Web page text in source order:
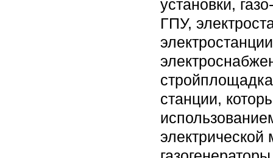
установки,
ГПУ,
станции,